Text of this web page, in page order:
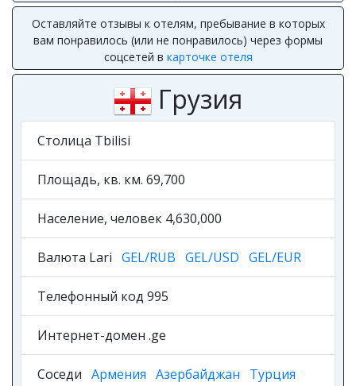
Форма поиска и бронирования отелейсравнивает цены
от разных агрегаторов и выдаёт лучшие предложения
Грузия
Столица Tbilisi
Площадь, кв. км. 69,700
Население, человек 4,630,000
Валюта Lari GEL/RUB GEL/USD GEL/EUR
Телефонный код 995
Интернет-домен .ge
СоседиАрмения Азербайджан Турция
Россия